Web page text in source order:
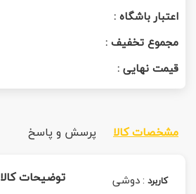
اعتبار باشگاه :
مجموع تخفیف :
قیمت نهایی :
مشخصات کالا پرسش و پاسخ
کاربرد :دوشی
توضیحات کالا